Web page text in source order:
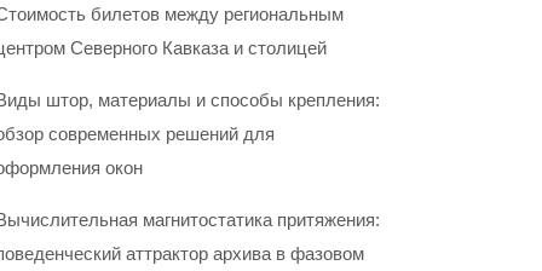
билетов между региональным
Северного Кавказа и столицей
штор, материалы и способы крепления:
современных решений для
окон
магнитостатика притяжения:
аттрактор архива в фазовом